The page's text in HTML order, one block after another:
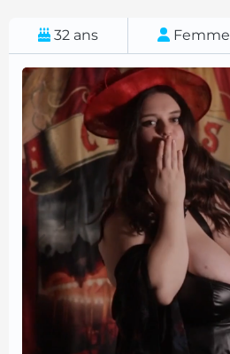
32 ans Femme